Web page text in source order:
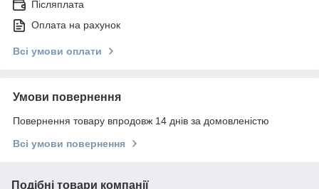
Післяплата
Оплата на рахунок
Всі умови оплати
Умови повернення
Повернення товару впродовж 14 днів за домовленістю
Всі умови повернення
Подібні товари компанії